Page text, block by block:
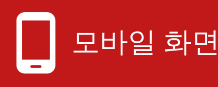
phone_android 모바일 화